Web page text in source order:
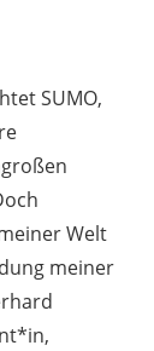
SUMO,
Welt
meiner